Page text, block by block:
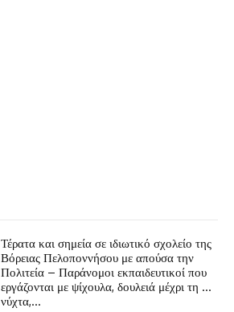
Τέρατα και σημεία σε ιδιωτικό σχολείο της
Βόρειας Πελοποννήσου με απούσα την
Πολιτεία – Παράνομοι εκπαιδευτικοί που
εργάζονται με ψίχουλα, δουλειά μέχρι τη …
νύχτα,...